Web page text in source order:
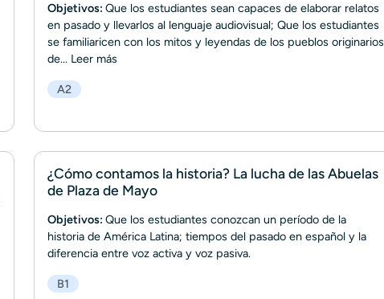
Objetivos: Que los estudiantes sean capaces de elaborar relatos
en pasado y llevarlos al lenguaje audiovisual; Que los estudiantes
se familiaricen con los mitos y leyendas de los pueblos originarios
de... Leer más
A2
¿Cómo contamos la historia? La lucha de las Abuelas
de Plaza de Mayo
Objetivos: Que los estudiantes conozcan un período de la
historia de América Latina; tiempos del pasado en español y la
diferencia entre voz activa y voz pasiva.
B1